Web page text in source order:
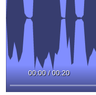
00:00 / 00:20